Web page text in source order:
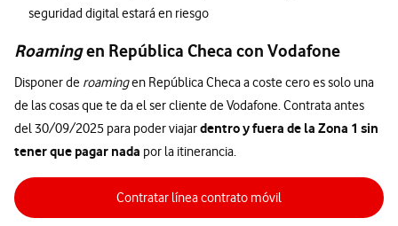
seguridad digital estará en riesgo
Roamingen República Checa con Vodafone
Disponer de roamingen República Checa a coste cero es solo una
de las cosas que te da el ser cliente de Vodafone. Contrata antes
del 30/09/2025 para poder viajardentro y fuera de la Zona 1 sin
tener que pagar nada por la itinerancia.
Contratar línea contrato móvil